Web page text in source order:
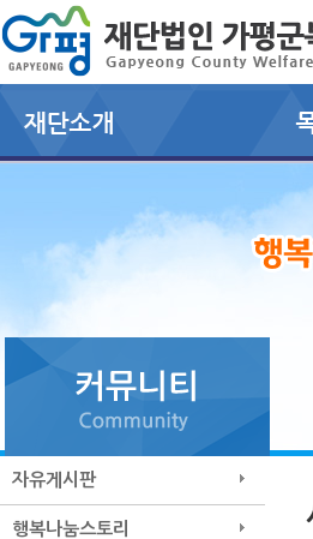
자유게시판
행복나눔스토리